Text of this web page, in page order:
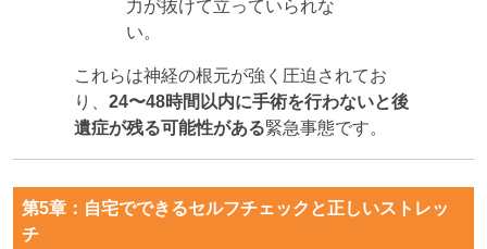
力が抜けて立っていられな
い。
これらは神経の根元が強く圧迫されてお
り、 24〜48時間以内に手術を行わないと後
遺症が残る可能性がある緊急事態です。
第5章：自宅でできるセルフチェックと正しいストレッ
チ